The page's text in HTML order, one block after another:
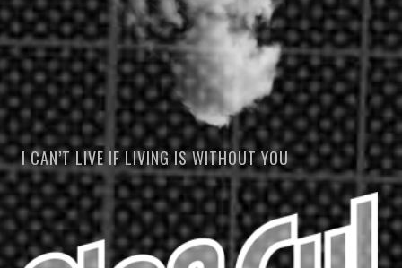
I CAN’T LIVE IF LIVING IS WITHOUT YOU